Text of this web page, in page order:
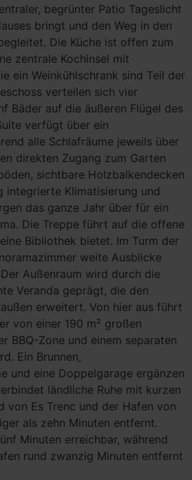
begrünter Patio Tageslicht
bringt und den Weg in den
Die Küche ist offen zum
zentrale Kochinsel mit
ein Weinkühlschrank sind Teil der
verteilen sich vier
Bäder auf die äußeren Flügel des
verfügt über ein
alle Schlafräume jeweils über
direkten Zugang zum Garten
sichtbare Holzbalkendecken
integrierte Klimatisierung und
das ganze Jahr über für ein
Die Treppe führt auf die offene
Bibliothek bietet. Im Turm der
weite Ausblicke
Außenraum wird durch die
Veranda geprägt, die den
erweitert. Von hier aus führt
von einer 190 m² großen
BBQ-Zone und einem separaten
Ein Brunnen,
und eine Doppelgarage ergänzen
ländliche Ruhe mit kurzen
von Es Trenc und der Hafen von
als zehn Minuten entfernt.
Minuten erreichbar, während
rund zwanzig Minuten entfernt